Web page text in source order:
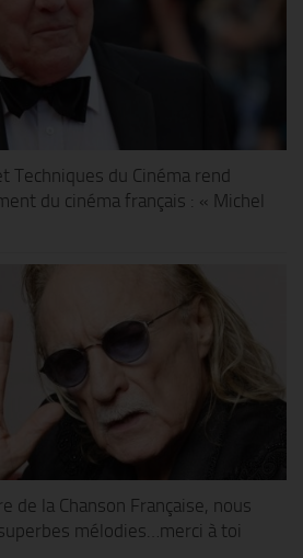
Techniques du Cinéma rend
du cinéma français : « Michel
de la Chanson Française, nous
mélodies…merci à toi